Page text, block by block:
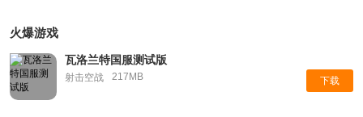
火爆游戏
瓦洛兰特国服测试版
射击空战 217MB 下载